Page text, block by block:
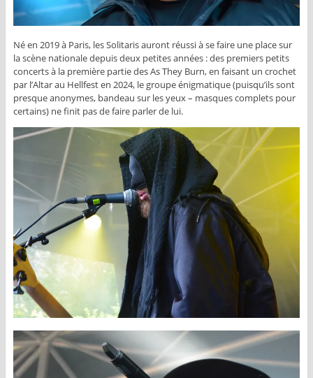
Né en 2019 à Paris, les Solitaris auront réussi à se faire une place sur
la scène nationale depuis deux petites années : des premiers petits
concerts à la première partie des As They Burn, en faisant un crochet
par l’Altar au Hellfest en 2024, le groupe énigmatique (puisqu’ils sont
presque anonymes, bandeau sur les yeux – masques complets pour
certains) ne finit pas de faire parler de lui.